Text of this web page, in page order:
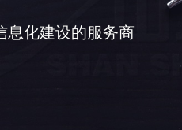
息化建设的服务商